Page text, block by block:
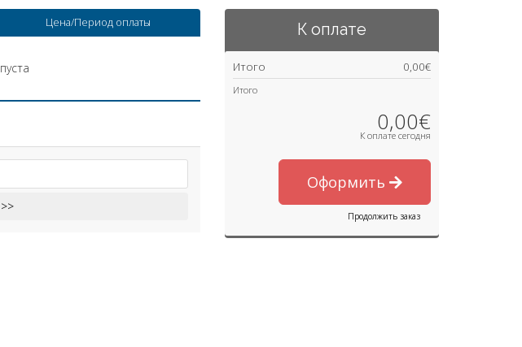
Цена/Период оплаты К оплате
Итого 0,00€
Итого
0,00€
К оплате сегодня
Оформить
Продолжить заказ